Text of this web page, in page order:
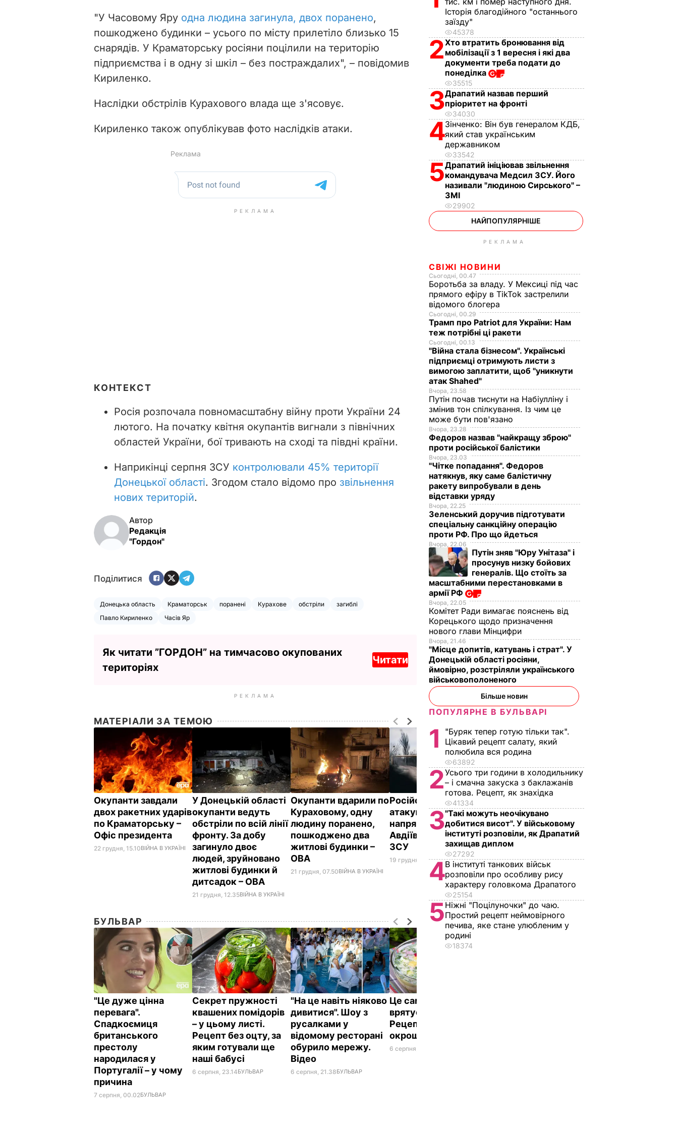
i
d
o
"У Часовому Яру одна людина загинула, двох поранено,
пошкоджено будинки – усього по місту прилетіло близько 15
снарядів. У Краматорську росіяни поцілили на територію
підприємства і в одну зі шкіл – без постраждалих", – повідомив
Кириленко.
Наслідки обстрілів Курахового влада ще з'ясовує.
Кириленко також опублікував фото наслідків атаки.
РЕКЛАМА
КОНТЕКСТ
Росія розпочала повномасштабну війну проти України 24
лютого. На початку квітня окупантів вигнали з північних
областей України, бої тривають на сході та півдні країни.
Наприкінці серпня ЗСУ контролювали 45% території
Донецької області. Згодом стало відомо про звільнення
нових територій.
Автор
Редакція
"Гордон"
Поділитися
Донецька область Краматорськ поранені Курахове обстріли
загиблі
Павло Кириленко
Часів Яр
Як читати ”ГОРДОН” на тимчасово окупованих
територіях
Читати
РЕКЛАМА
МАТЕРІАЛИ ЗА ТЕМОЮ
Окупанти завдали
двох ракетних ударів
по Краматорську –
Офіс президента
22 грудня, 15.10ВІЙНА В УКРАЇНІ
У Донецькій області
окупанти ведуть
обстріли по всій лінії
фронту. За добу
загинуло двоє
людей, зруйновано
житлові будинки й
дитсадок – ОВА
21 грудня, 12.35ВІЙНА В УКРАЇНІ
Окупанти вдарили по
Кураховому, одну
людину поранено,
пошкоджено два
житлові будинки –
ОВА
21 грудня, 07.50ВІЙНА В УКРАЇНІ
Російські війська
атакують у
напрямку Бахмута й
Авдіївки – Генштаб
ЗСУ
19 грудня, 19.19ВІЙНА В УКРАЇНІ
БУЛЬВАР
"Це дуже цінна
перевага".
Спадкоємиця
британського
престолу
народилася у
Португалії – у чому
причина
7 серпня, 00.02БУЛЬВАР
Секрет пружності
квашених помідорів
– у цьому листі.
Рецепт без оцту, за
яким готували ще
наші бабусі
6 серпня, 23.14БУЛЬВАР
"На це навіть ніяково
дивитися". Шоу з
русалками у
відомому ресторані
обурило мережу.
Відео
6 серпня, 21.38БУЛЬВАР
Це саме те, що
врятує у спеку.
Рецепт смачнючої
окрошки
6 серпня, 18.21
Історія благодійного "останнього
заїзду"
45378
2Хто втратить бронювання від
мобілізації з 1 вересня і які два
документи треба подати до
понеділка
35515
3Драпатий назвав перший
пріоритет на фронті
34030
4Зінченко: Він був генералом КДБ,
який став українським
державником
33542
5Драпатий ініціював звільнення
командувача Медсил ЗСУ. Його
називали "людиною Сирського" –
ЗМІ
29902
НАЙПОПУЛЯРНІШЕ
РЕКЛАМА
СВІЖІ НОВИНИ
Сьогодні, 00.47
Боротьба за владу. У Мексиці під час
прямого ефіру в TikTok застрелили
відомого блогера
Сьогодні, 00.29
Трамп про Patriot для України: Нам
теж потрібні ці ракети
Сьогодні, 00.13
"Війна стала бізнесом". Українські
підприємці отримують листи з
вимогою заплатити, щоб "уникнути
атак Shahed"
Вчора, 23.58
Путін почав тиснути на Набіулліну і
змінив тон спілкування. Із чим це
може бути пов'язано
Вчора, 23.28
Федоров назвав "найкращу зброю"
проти російської балістики
Вчора, 23.03
"Чітке попадання". Федоров
натякнув, яку саме балістичну
ракету випробували в день
відставки уряду
Вчора, 22.25
Зеленський доручив підготувати
спеціальну санкційну операцію
проти РФ. Про що йдеться
Вчора, 22.06
Путін зняв "Юру Унітаза" і
просунув низку бойових
генералів. Що стоїть за
масштабними перестановками в
армії РФ
Вчора, 22.05
Комітет Ради вимагає пояснень від
Корецького щодо призначення
нового глави Мінцифри
Вчора, 21.46
"Місце допитів, катувань і страт". У
Донецькій області росіяни,
ймовірно, розстріляли українського
військовополоненого
Більше новин
ПОПУЛЯРНЕ В БУЛЬВАРІ
1
"Буряк тепер готую тільки так".
Цікавий рецепт салату, який
полюбила вся родина
63892
2Усього три години в холодильнику
– і смачна закуска з баклажанів
готова. Рецепт, як знахідка
41334
3"Такі можуть неочікувано
добитися висот". У військовому
інституті розповіли, як Драпатий
захищав диплом
27292
4В інституті танкових військ
розповіли про особливу рису
характеру головкома Драпатого
25154
5Ніжні "Поцілуночки" до чаю.
Простий рецепт неймовірного
печива, яке стане улюбленим у
родині
18374